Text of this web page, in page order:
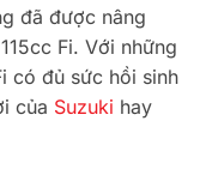
đã được nâng
Fi. Với những
có đủ sức hồi sinh
của Suzuki hay